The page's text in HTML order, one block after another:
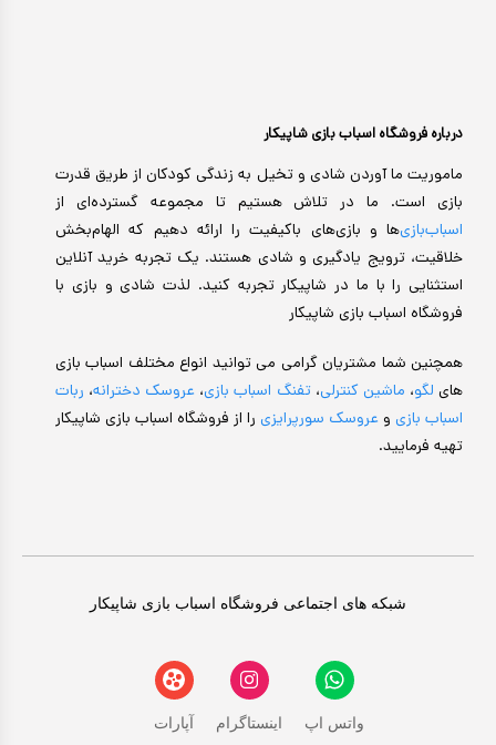
درباره فروشگاه اسباب بازی شاپیکار
ماموریت ما آوردن شادی و تخیل به زندگی کودکان از طریق قدرت
بازی است. ما در تلاش هستیم تا مجموعه گسترده‌ای از
اسباب‌بازی‌ها و بازی‌های باکیفیت را ارائه دهیم که الهام‌بخش
خلاقیت، ترویج یادگیری و شادی هستند. یک تجربه خرید آنلاین
استثنایی را با ما در شاپیکار تجربه کنید. لذت شادی و بازی با
فروشگاه اسباب بازی شاپیکار
همچنین شما مشتریان گرامی می توانید انواع مختلف اسباب بازی
های لگو، ماشین کنترلی،تفنگ اسباب بازی، عروسک دخترانه، ربات
اسباب بازی و عروسک سورپرایزی را از فروشگاه اسباب بازی شاپیکار
تهیه فرمایید.
شبکه های اجتماعی فروشگاه اسباب بازی شاپیکار
واتس اپ اینستاگرام آپارات